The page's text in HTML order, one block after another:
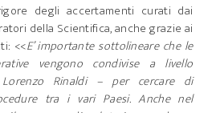
degli accertamenti curati dai
della Scientifica, anche grazie ai
<<E’ importante sottolineare che le
vengono condivise a livello
Rinaldi – per cercare di
tra i vari Paesi. Anche nel